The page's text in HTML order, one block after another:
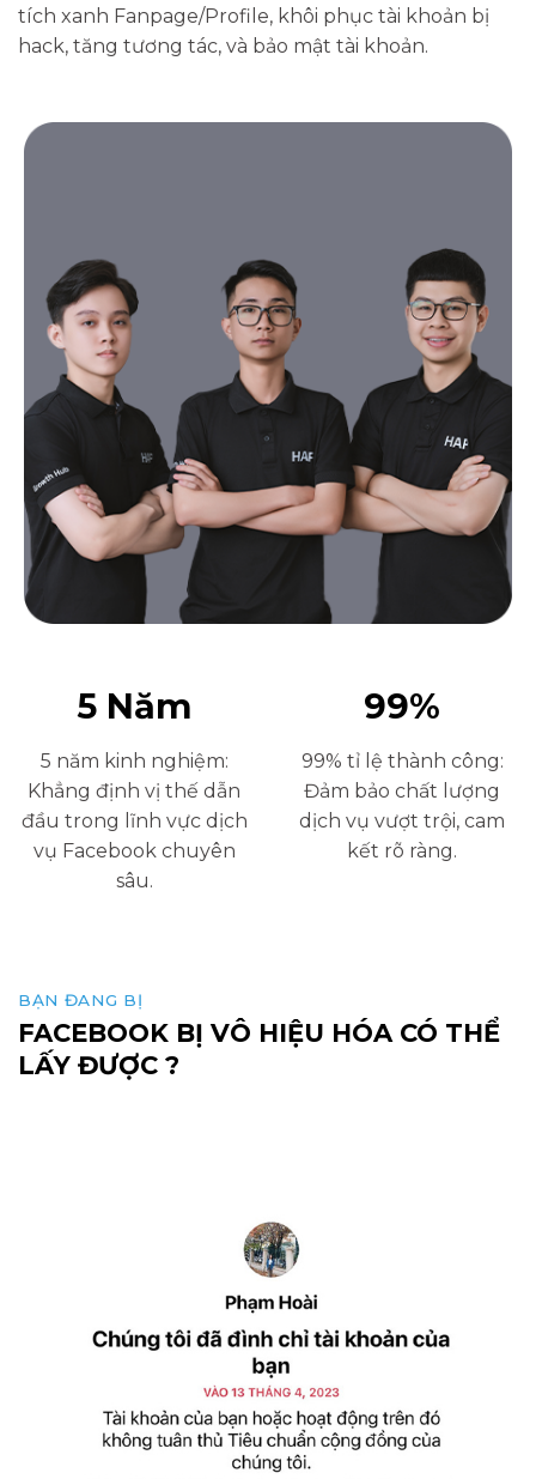
tích xanh Fanpage/Profile, khôi phục tài khoản bị
hack, tăng tương tác, và bảo mật tài khoản.
5Năm
5 năm kinh nghiệm:
Khẳng định vị thế dẫn
đầu trong lĩnh vực dịch
vụ Facebook chuyên
sâu.
99%
99% tỉ lệ thành công:
Đảm bảo chất lượng
dịch vụ vượt trội, cam
kết rõ ràng.
BẠN ĐANG BỊ
FACEBOOK BỊ VÔ HIỆU HÓA CÓ THỂ
LẤY ĐƯỢC ?